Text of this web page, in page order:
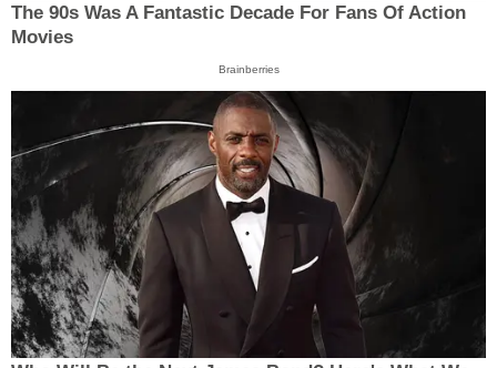
The 90s Was A Fantastic Decade For Fans Of Action
Movies
Brainberries